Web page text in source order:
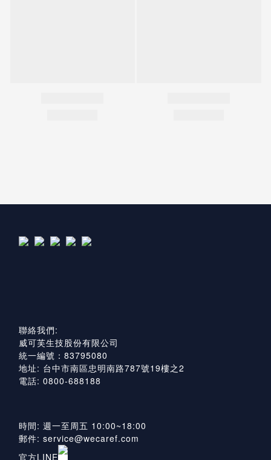
聯絡我們:
威可芙生技股份有限公司
統一編號：83795080
地址: 台中市南區忠明南路787號19樓之2
電話: 0800-688188
時間: 週一至周五 10:00~18:00
郵件: service@wecaref.com
官方LINE